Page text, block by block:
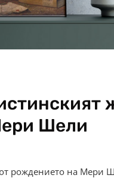
Шели
рождението на Мери